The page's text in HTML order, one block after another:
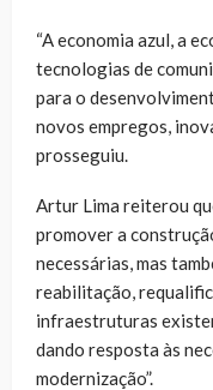
“A economia azul, a
tecnologias de
para o
novos empregos,
prosseguiu.
Artur Lima reiterou
promover a
necessárias, mas
reabilitação,
infraestruturas
dando resposta às
modernização”.